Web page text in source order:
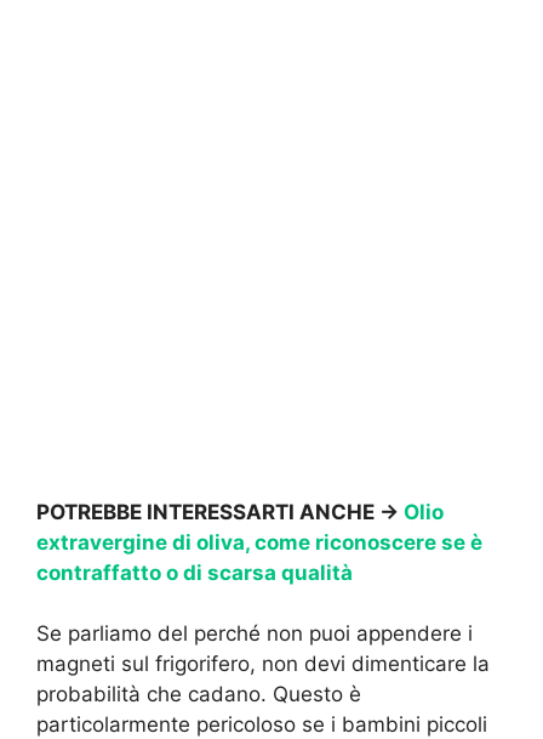
POTREBBE INTERESSARTI ANCHE → Olio
extravergine di oliva, come riconoscere se è
contraffatto o di scarsa qualità
Se parliamo del perché non puoi appendere i
magneti sul frigorifero, non devi dimenticare la
probabilità che cadano. Questo è
particolarmente pericoloso se i bambini piccoli